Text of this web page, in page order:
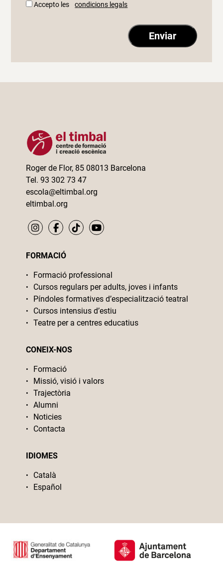
Accepto les condicions legals
Roger de Flor, 85 08013 Barcelona
Tel. 93 302 73 47
escola@eltimbal.org
eltimbal.org
FORMACIÓ
Formació professional
Cursos regulars per adults, joves i infants
Píndoles formatives d’especialització teatral
Cursos intensius d’estiu
Teatre per a centres educatius
CONEIX-NOS
Formació
Missió, visió i valors
Trajectòria
Alumni
Noticies
Contacta
IDIOMES
Català
Español